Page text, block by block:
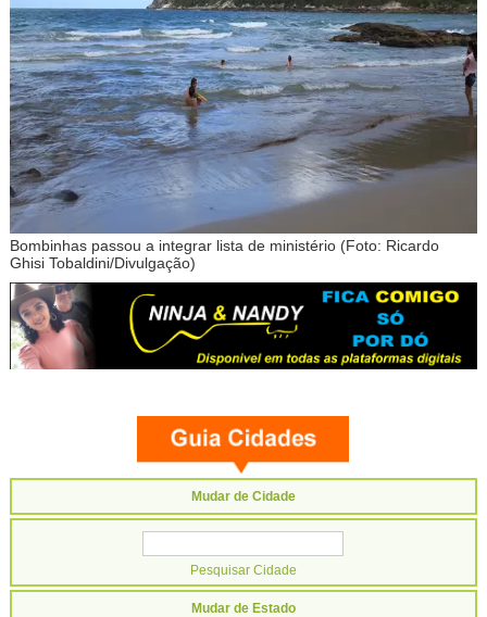
Bombinhas passou a integrar lista de ministério (Foto: Ricardo
Ghisi Tobaldini/Divulgação)
Mudar de Cidade
Mudar de Estado